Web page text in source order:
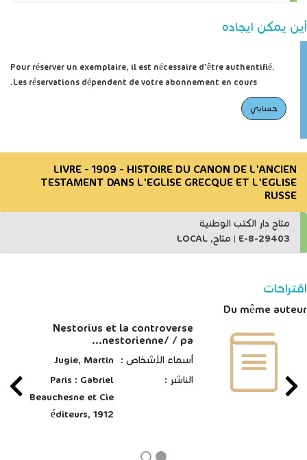
أين يمكن ايجاده
Pour réserver un exemplaire, il est nécessaire d'être authentifié.
Les réservations dépendent de votre abonnement en cours.
حسابي
LIVRE - 1909 - HISTOIRE DU CANON DE L'ANCIEN
TESTAMENT DANS L'EGLISE GRECQUE ET L'EGLISE
RUSSE
متاح دار الكتب الوطنية
E-8-29403
| متاح, LOCAL
اقتراحات
Du même auteur
Nestorius et la controverse
nestorienne/ / pa...
أسماء الأشخاص :
Jugie, Martin
الناشر :
Paris : Gabriel
Beauchesne et Cie
éditeurs, 1912